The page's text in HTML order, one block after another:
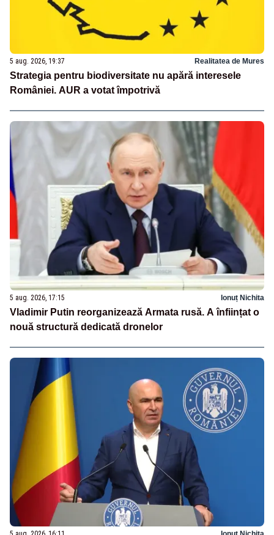
5 aug. 2026, 19:37 Realitatea de Mures
Strategia pentru biodiversitate nu apără interesele
României. AUR a votat împotrivă
5 aug. 2026, 17:15 Ionuț Nichita
Vladimir Putin reorganizează Armata rusă. A înființat o
nouă structură dedicată dronelor